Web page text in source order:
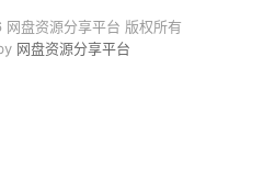
盘资源分享平台 版权所有
网盘资源分享平台